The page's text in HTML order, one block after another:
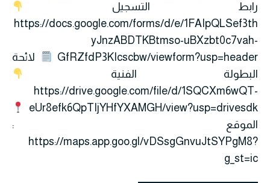
رابط التسجيل
https://docs.google.com/forms/d/e/1FAIpQLSef3th
yJnzABDTKBtmso-uBXzbt0c7vah-
GfRZfdP3KIcscbw/viewform?usp=header
لائحة
البطولة الفنية
https://drive.google.com/file/d/1SQCXm6wQT-
eUr8efk6QpTIjYHfYXAMGH/view?usp=drivesdk
الموقع :
https://maps.app.goo.gl/vDSsgGnvuJtSYPgM8?
g_st=ic